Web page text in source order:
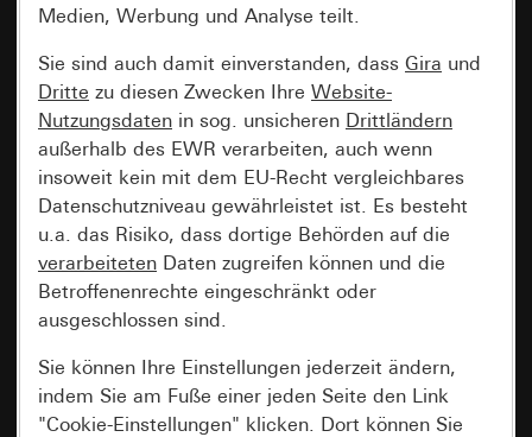
Medien, Werbung und Analyse teilt.
Sie sind auch damit einverstanden, dass Gira und
Dritte zu diesen Zwecken Ihre Website-
Nutzungsdaten in sog. unsicheren Drittländern
außerhalb des EWR verarbeiten, auch wenn
insoweit kein mit dem EU-Recht vergleichbares
Datenschutzniveau gewährleistet ist. Es besteht
u.a. das Risiko, dass dortige Behörden auf die
verarbeiteten Daten zugreifen können und die
Betroffenenrechte eingeschränkt oder
ausgeschlossen sind.
Sie können Ihre Einstellungen jederzeit ändern,
indem Sie am Fuße einer jeden Seite den Link
"Cookie-Einstellungen" klicken. Dort können Sie